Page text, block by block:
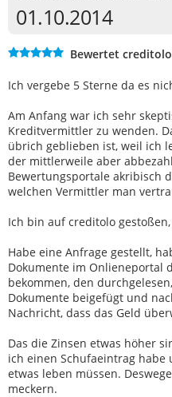
01.10.2014
Bewertet
Ich vergebe 5 Sterne da es
Am Anfang war ich sehr
Kreditvermittler zu wenden.
übrich geblieben ist, weil ich
der mittlerweile aber
Bewertungsportale akribisch
welchen Vermittler man
Ich bin auf creditolo
Habe eine Anfrage gestellt,
Dokumente im Onlieneportal
bekommen, den
Dokumente beigefügt und
Nachricht, dass das Geld
Das die Zinsen etwas höher
ich einen Schufaeintrag
etwas leben müssen.
meckern.